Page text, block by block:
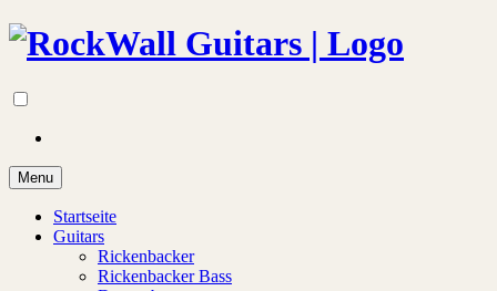
Menu
Startseite
Guitars
Rickenbacker
Rickenbacker Bass